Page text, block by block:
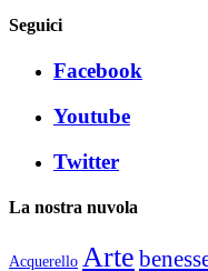
Seguici
Facebook
Youtube
Twitter
La nostra nuvola
Acquerello Arte